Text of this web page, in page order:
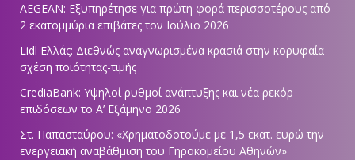
AEGEAN: Εξυπηρέτησε για πρώτη φορά περισσοτέρους από
2 εκατομμύρια επιβάτες τον Ιούλιο 2026
Lidl Ελλάς: Διεθνώς αναγνωρισμένα κρασιά στην κορυφαία
σχέση ποιότητας-τιμής
CrediaBank: Υψηλοί ρυθμοί ανάπτυξης και νέα ρεκόρ
επιδόσεων το Α’ Εξάμηνο 2026
Στ. Παπασταύρου: «Χρηματοδοτούμε με 1,5 εκατ. ευρώ την
ενεργειακή αναβάθμιση του Γηροκομείου Αθηνών»